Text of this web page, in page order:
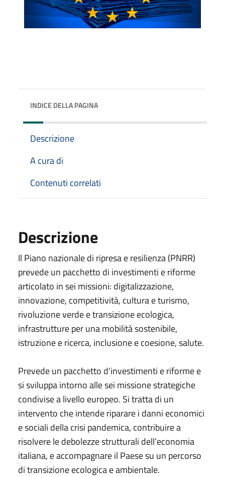
INDICE DELLA PAGINA
Descrizione
A cura di
Contenuti correlati
Descrizione
Il Piano nazionale di ripresa e resilienza (PNRR)
prevede un pacchetto di investimenti e riforme
articolato in sei missioni: digitalizzazione,
innovazione, competitività, cultura e turismo,
rivoluzione verde e transizione ecologica,
infrastrutture per una mobilità sostenibile,
istruzione e ricerca, inclusione e coesione, salute.
Prevede un pacchetto d'investimenti e riforme e
si sviluppa intorno alle sei missione strategiche
condivise a livello europeo. Si tratta di un
intervento che intende riparare i danni economici
e sociali della crisi pandemica, contribuire a
risolvere le debolezze strutturali dell’economia
italiana, e accompagnare il Paese su un percorso
di transizione ecologica e ambientale.